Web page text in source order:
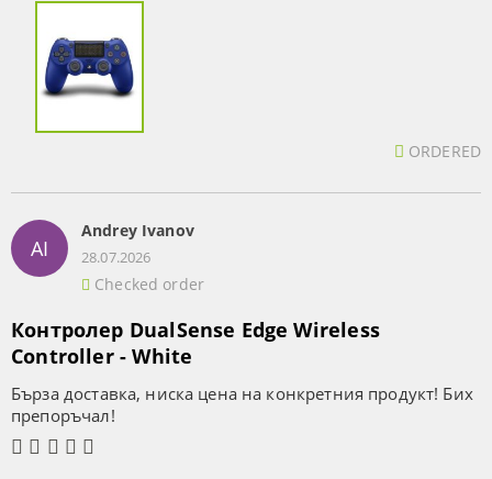
ORDERED
AI
Andrey Ivanov
28.07.2026
Checked order
Контролер DualSense Edge Wireless
Controller - White
Бърза доставка, ниска цена на конкретния продукт! Бих
препоръчал!